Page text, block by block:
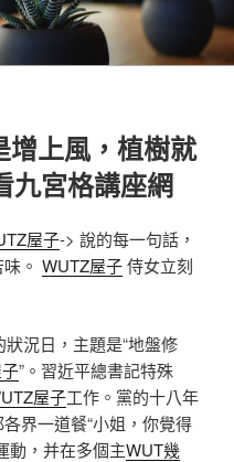
增上風，植樹就
九宮格講座網
屋子-> 說的每一句話，
。 WUTZ屋子侍女立刻
況日，主題是“地盤修
”。習近平總書記特殊
屋子工作。黨的十八年
界一道餐“小姐，你覺得
動，并在多個主WUT幾